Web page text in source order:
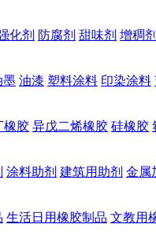
化剂 防腐剂 甜味剂 增稠剂
墨 油漆 塑料涂料 印染涂料
橡胶 异戊二烯橡胶 硅橡胶
涂料助剂 建筑用助剂 金属
生活日用橡胶制品 文教用